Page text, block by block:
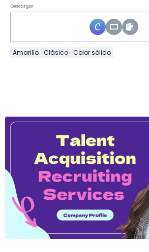
Descargar
Amarillo Clásico Color sólido